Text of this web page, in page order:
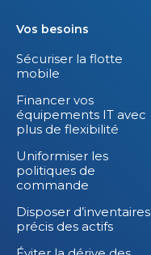
Vos besoins
Sécuriser la flotte
mobile
Financer vos
équipements IT avec
plus de flexibilité
Uniformiser les
politiques de
commande
Disposer d’inventaires
précis des actifs